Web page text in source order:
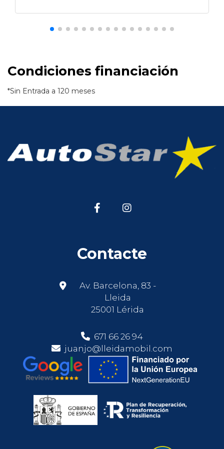
Condiciones financiación
*Sin Entrada a 120 meses
Contacte
Av. Barcelona, 83 -
Lleida
25001 Lérida
671 66 26 94
juanjo@lleidamobil.com